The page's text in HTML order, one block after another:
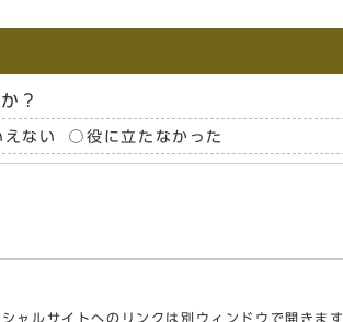
？
えない 役に立たなかった
シャルサイトへのリンクは別ウィンドウで開きます